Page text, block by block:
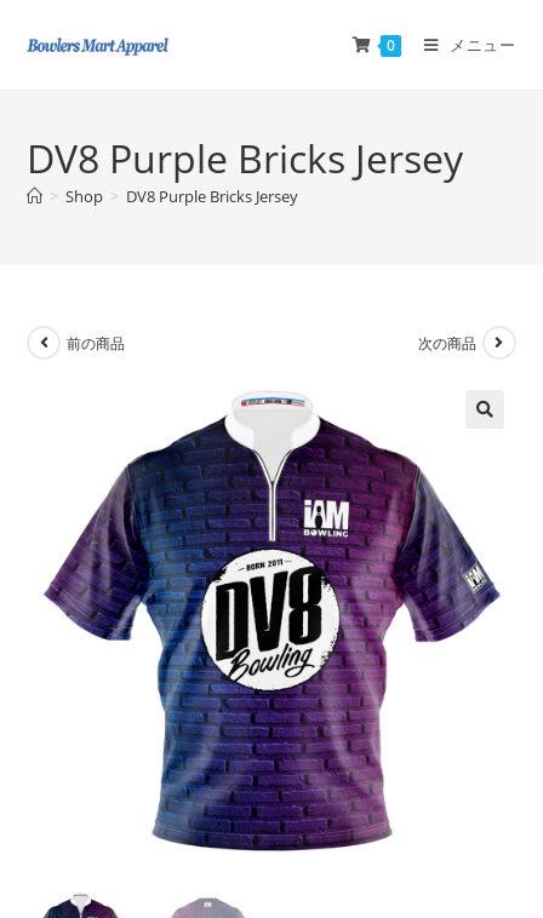
0 メニュー
DV8 Purple Bricks Jersey
> Shop > DV8 Purple Bricks Jersey
前の商品 次の商品